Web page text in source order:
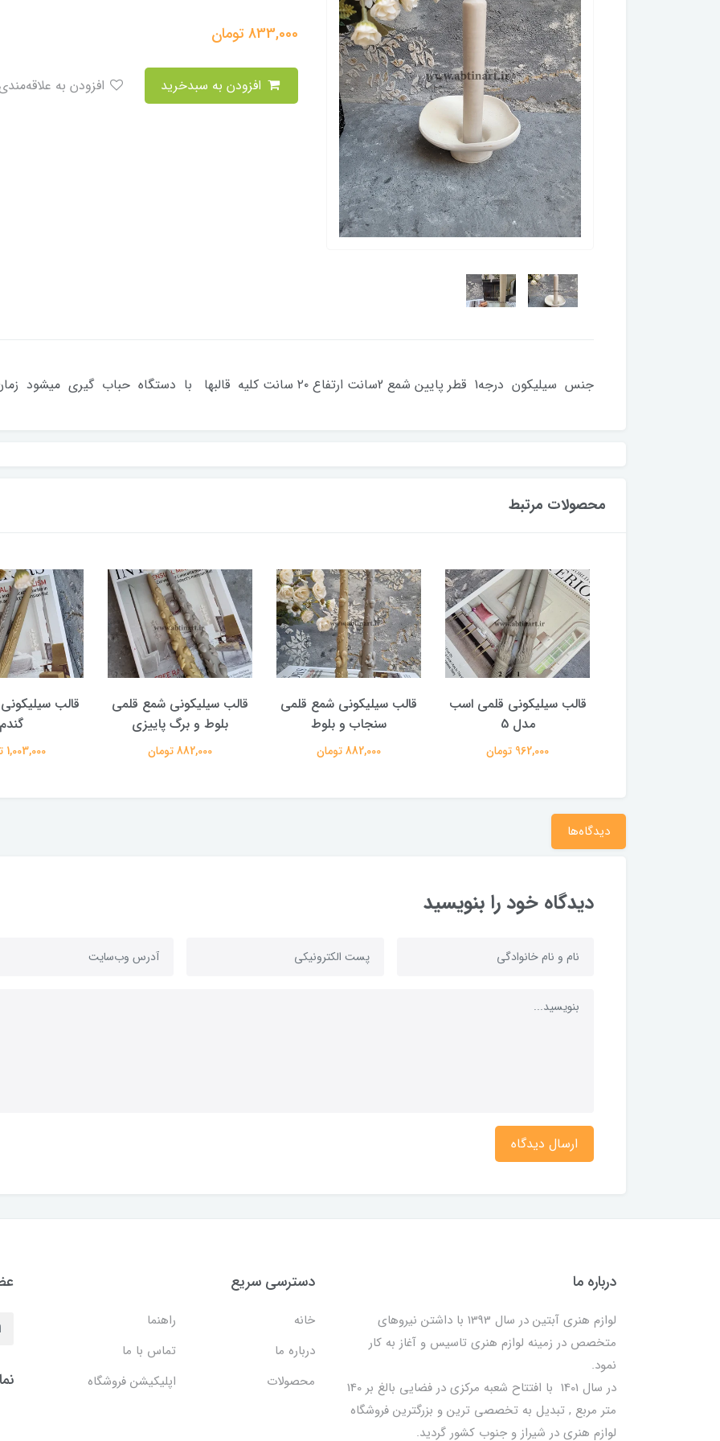
833,000تومان
جنس سیلیکون درجه1 قطر پایین شمع 2سانت ارتفاع ۲۰ سانت کلیه قالبها با دستگاه حباب گیری میشود زمان آماده سازی 2 روز کاری
محصولات مرتبط
قالب سیلیکونی قلمی اسب
مدل 5
962,000 تومان
قالب سیلیکونی شمع قلمی
سنجاب و بلوط
882,000 تومان
قالب سیلیکونی شمع قلمی
بلوط و برگ پاییزی
882,000 تومان
قالب
گندم
1,003,000 تومان
دیدگاه‌ها
دیدگاه خود را بنویسید
ارسال دیدگاه
درباره ما
لوازم هنری آبتین در سال 1393 با داشتن نیروهای
متخصص در زمینه لوازم هنری تاسیس و آغاز به کار
نمود.
در سال 1401 با افتتاح شعبه مرکزی در فضایی بالغ بر 140
متر مربع , تبدیل به تخصصی ترین و بزرگترین فروشگاه
لوازم هنری در شیراز و جنوب کشور گردید.
دسترسی سریع
خانه
راهنما
درباره ما
تماس با ما
محصولات
اپلیکیشن فروشگاه